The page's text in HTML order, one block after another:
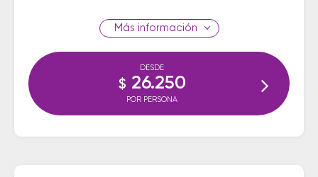
información
DESDE
$ 26.250
POR PERSONA